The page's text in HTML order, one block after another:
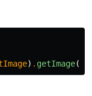
) . getImage()